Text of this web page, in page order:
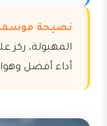
نصيحة
المهبولة، ركز
أداء أفضل